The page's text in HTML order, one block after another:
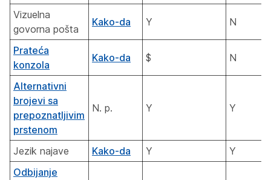
Vizuelna
govorna pošta
Kako-da Y N
Prateća
konzola
Kako-da $ N
Alternativni
brojevi sa
prepoznatljivim
prstenom
N. p. Y Y
Jezik najave Kako-da Y
Y
Odbijanje